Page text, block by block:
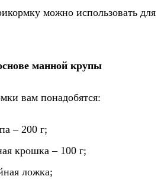
можно использовать для
манной крупы
вам понадобятся:
– 200 г;
крошка – 100 г;
ложка;